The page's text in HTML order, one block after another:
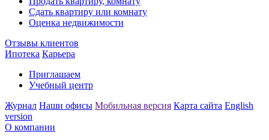
Сдать квартиру или комнату
Оценка недвижимости
Отзывы клиентов
Ипотека Карьера
Приглашаем
Учебный центр
Журнал Наши офисы Мобильная версия Карта сайта English
version
О компании